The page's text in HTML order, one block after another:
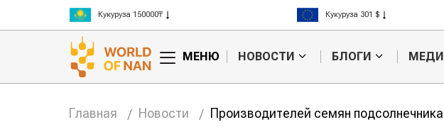
Рис 300000₸
Пшеница 3 класс 125000₸
Рис 408 $
Пшеница 423 $
МЕНЮ НОВОСТИ БЛОГИ
Главная Новости Производителей семян